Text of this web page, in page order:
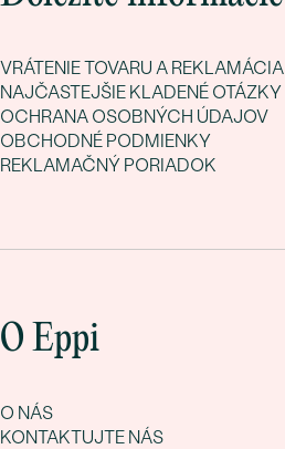
VRÁTENIE TOVARU A REKLAMÁCIA
NAJČASTEJŠIE KLADENÉ OTÁZKY
OCHRANA OSOBNÝCH ÚDAJOV
OBCHODNÉ PODMIENKY
REKLAMAČNÝ PORIADOK
O Eppi
O NÁS
KONTAKTUJTE NÁS